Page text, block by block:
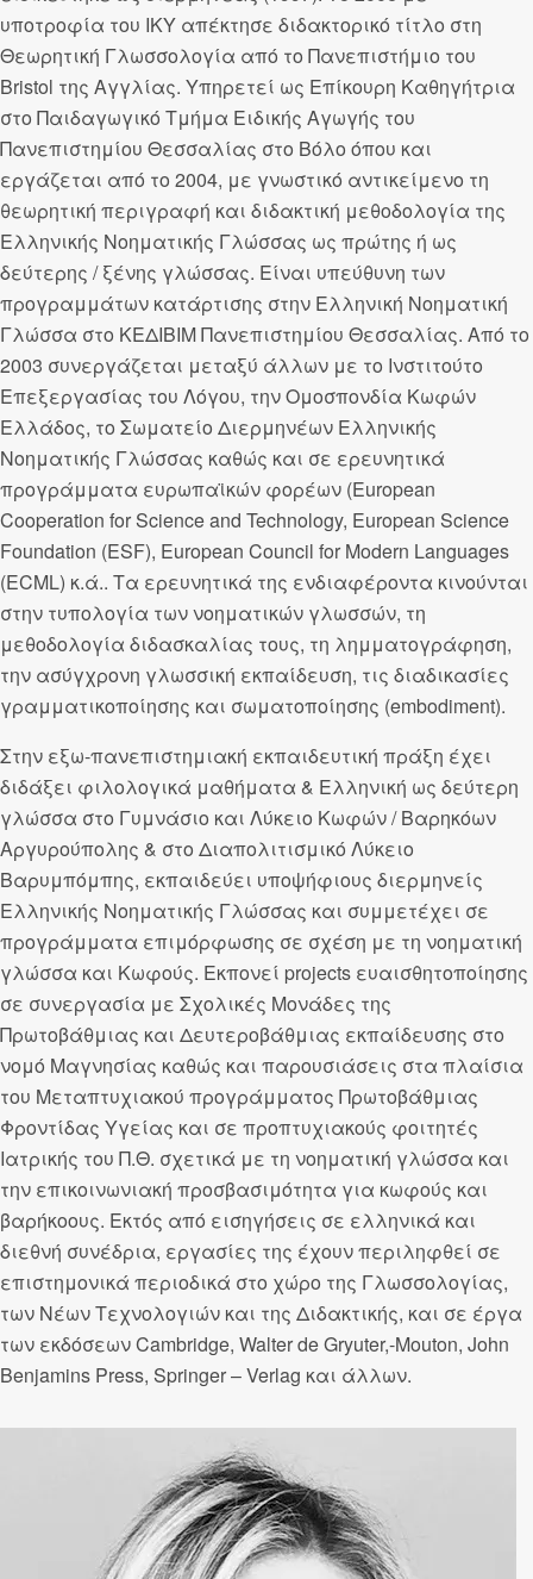
υποτροφία του ΙΚΥ απέκτησε διδακτορικό τίτλο στη
Θεωρητική Γλωσσολογία από το Πανεπιστήμιο του
Bristol της Αγγλίας. Υπηρετεί ως Επίκουρη Καθηγήτρια
στο Παιδαγωγικό Τμήμα Ειδικής Αγωγής του
Πανεπιστημίου Θεσσαλίας στο Βόλο όπου και
εργάζεται από το 2004, με γνωστικό αντικείμενο τη
θεωρητική περιγραφή και διδακτική μεθοδολογία της
Ελληνικής Νοηματικής Γλώσσας ως πρώτης ή ως
δεύτερης / ξένης γλώσσας. Είναι υπεύθυνη των
προγραμμάτων κατάρτισης στην Ελληνική Νοηματική
Γλώσσα στο ΚΕΔΙΒΙΜ Πανεπιστημίου Θεσσαλίας. Από το
2003 συνεργάζεται μεταξύ άλλων με το Ινστιτούτο
Επεξεργασίας του Λόγου, την Ομοσπονδία Κωφών
Ελλάδος, το Σωματείο Διερμηνέων Ελληνικής
Νοηματικής Γλώσσας καθώς και σε ερευνητικά
προγράμματα ευρωπαϊκών φορέων (European
Cooperation for Science and Technology, European Science
Foundation (ESF), European Council for Modern Languages
(ECML) κ.ά.. Τα ερευνητικά της ενδιαφέροντα κινούνται
στην τυπολογία των νοηματικών γλωσσών, τη
μεθοδολογία διδασκαλίας τους, τη λημματογράφηση,
την ασύγχρονη γλωσσική εκπαίδευση, τις διαδικασίες
γραμματικοποίησης και σωματοποίησης (embodiment).
Στην εξω-πανεπιστημιακή εκπαιδευτική πράξη έχει
διδάξει φιλολογικά μαθήματα & Ελληνική ως δεύτερη
γλώσσα στο Γυμνάσιο και Λύκειο Κωφών / Βαρηκόων
Αργυρούπολης & στο Διαπολιτισμικό Λύκειο
Βαρυμπόμπης, εκπαιδεύει υποψήφιους διερμηνείς
Ελληνικής Νοηματικής Γλώσσας και συμμετέχει σε
προγράμματα επιμόρφωσης σε σχέση με τη νοηματική
γλώσσα και Κωφούς. Εκπονεί projects ευαισθητοποίησης
σε συνεργασία με Σχολικές Μονάδες της
Πρωτοβάθμιας και Δευτεροβάθμιας εκπαίδευσης στο
νομό Μαγνησίας καθώς και παρουσιάσεις στα πλαίσια
του Μεταπτυχιακού προγράμματος Πρωτοβάθμιας
Φροντίδας Υγείας και σε προπτυχιακούς φοιτητές
Ιατρικής του Π.Θ. σχετικά με τη νοηματική γλώσσα και
την επικοινωνιακή προσβασιμότητα για κωφούς και
βαρήκοους. Εκτός από εισηγήσεις σε ελληνικά και
διεθνή συνέδρια, εργασίες της έχουν περιληφθεί σε
επιστημονικά περιοδικά στο χώρο της Γλωσσολογίας,
των Νέων Τεχνολογιών και της Διδακτικής, και σε έργα
των εκδόσεων Cambridge, Walter de Gryuter,-Mouton, John
Benjamins Press, Springer – Verlag και άλλων.